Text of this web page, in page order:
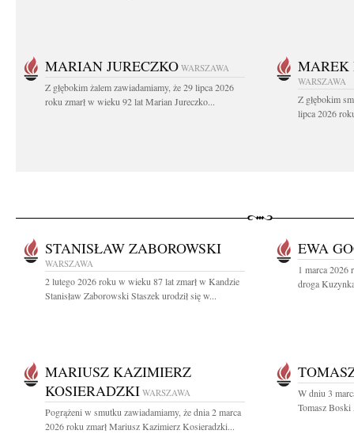
MARIAN JURECZKO WARSZAWA
Z głębokim żalem zawiadamiamy, że 29 lipca 2026
roku zmarł w wieku 92 lat Marian Jureczko...
MAREK
WARSZAWA
Z głębokim
lipca 2026
STANISŁAW ZABOROWSKI
WARSZAWA
2 lutego 2026 roku w wieku 87 lat zmarł w Kandzie
Stanisław Zaborowski Staszek urodził się w...
EWA
1 marca 2026
droga
MARIUSZ KAZIMIERZ
KOSIERADZKI WARSZAWA
Pogrążeni w smutku zawiadamiamy, że dnia 2 marca
2026 roku zmarł Mariusz Kazimierz Kosieradzki...
W dniu 3
Tomasz